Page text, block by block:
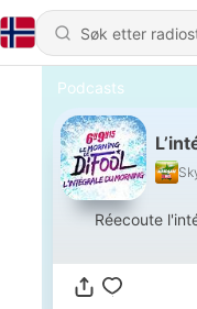
Podcasts
Réecoute